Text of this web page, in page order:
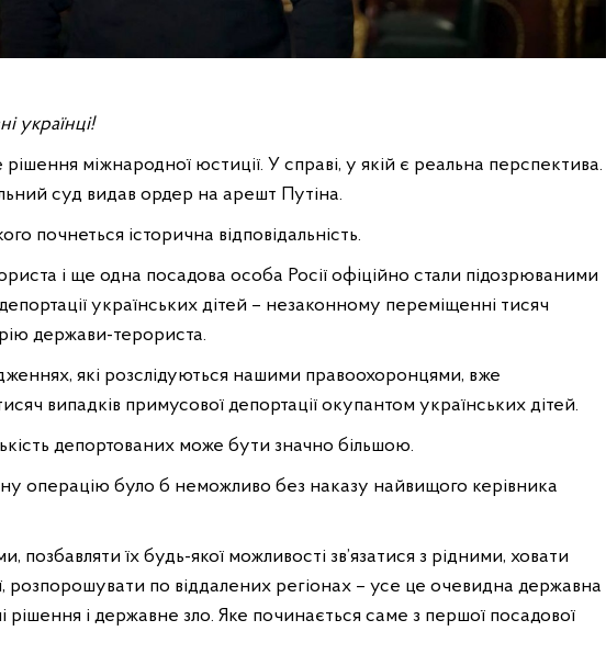
українці!
міжнародної юстиції. У справі, у якій є реальна перспектива.
суд видав ордер на арешт Путіна.
почнеться історична відповідальність.
і ще одна посадова особа Росії офіційно стали підозрюваними
українських дітей – незаконному переміщенні тисяч
держави-терориста.
які розслідуються нашими правоохоронцями, вже
випадків примусової депортації окупантом українських дітей.
депортованих може бути значно більшою.
операцію було б неможливо без наказу найвищого керівника
позбавляти їх будь-якої можливості зв’язатися з рідними, ховати
розпорошувати по віддалених регіонах – усе це очевидна державна
рішення і державне зло. Яке починається саме з першої посадової